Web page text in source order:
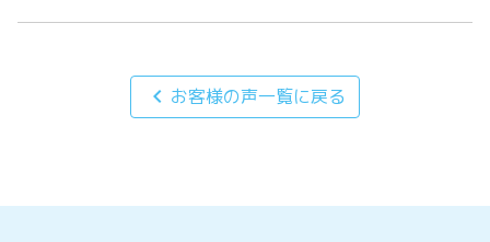
chevron_left お客様の声一覧に戻る